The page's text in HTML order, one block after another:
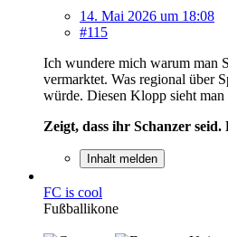
14. Mai 2026 um 18:08
#115
Ich wundere mich warum man
vermarktet. Was regional über
würde. Diesen Klopp sieht man
Zeigt, dass ihr Schanzer
Inhalt melden
FC is cool
Fußballikone